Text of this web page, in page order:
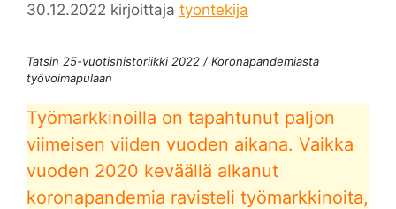
30.12.2022 kirjoittaja tyontekija
Tatsin 25-vuotishistoriikki 2022 / Koronapandemiasta
työvoimapulaan
Työmarkkinoilla on tapahtunut paljon
viimeisen viiden vuoden aikana. Vaikka
vuoden 2020 keväällä alkanut
koronapandemia ravisteli työmarkkinoita,